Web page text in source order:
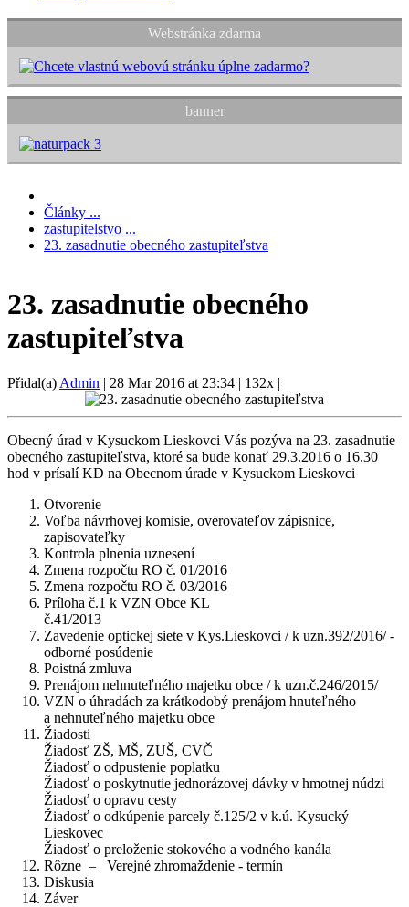
Webstránka zdarma
banner
Články ...
zastupitelstvo ...
23. zasadnutie obecného zastupiteľstva
23. zasadnutie obecného
zastupiteľstva
Přidal(a) Admin | 28 Mar 2016 at 23:34 | 132x |
Obecný úrad v Kysuckom Lieskovci Vás pozýva na 23. zasadnutie
obecného zastupiteľstva, ktoré sa bude konať 29.3.2016 o 16.30
hod v prísalí KD na Obecnom úrade v Kysuckom Lieskovci
Otvorenie
Voľba návrhovej komisie, overovateľov zápisnice,
zapisovateľky
Kontrola plnenia uznesení
Zmena rozpočtu RO č. 01/2016
Zmena rozpočtu RO č. 03/2016
Príloha č.1 k VZN Obce KL
č.41/2013
Zavedenie optickej siete v Kys.Lieskovci / k uzn.392/2016/ -
odborné posúdenie
Poistná zmluva
Prenájom nehnuteľného majetku obce / k uzn.č.246/2015/
VZN o úhradách za krátkodobý prenájom hnuteľného
a nehnuteľného majetku obce
Žiadosti
Žiadosť ZŠ, MŠ, ZUŠ, CVČ
Žiadosť o odpustenie poplatku
Žiadosť o poskytnutie jednorázovej dávky v hmotnej núdzi
Žiadosť o opravu cesty
Žiadosť o odkúpenie parcely č.125/2 v k.ú. Kysucký
Lieskovec
Žiadosť o preloženie stokového a vodného kanála
Rôzne – Verejné zhromaždenie - termín
Diskusia
Záver